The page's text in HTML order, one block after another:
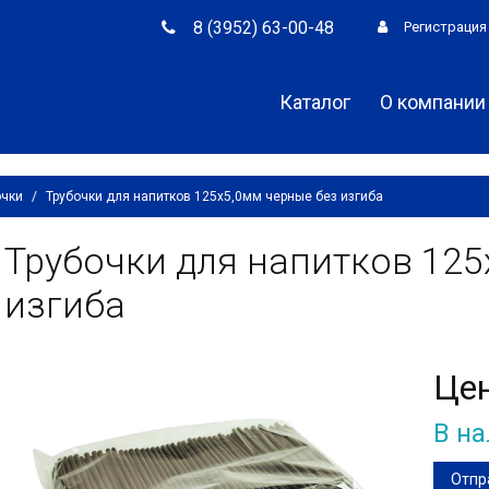
8 (3952) 63-00-48 Регистрация
Каталог О компании
/ Трубочки для напитков 125х5,0мм черные без изгиба
Трубочки для напитков
изгиба
В